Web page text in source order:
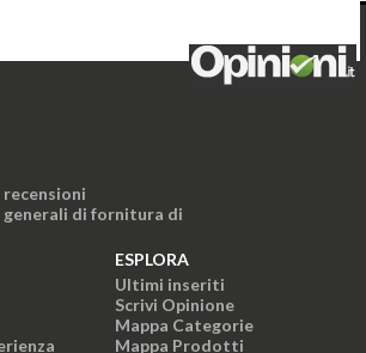
generali di fornitura di
ESPLORA
Ultimi inseriti
Scrivi Opinione
Mappa Categorie
Mappa Prodotti